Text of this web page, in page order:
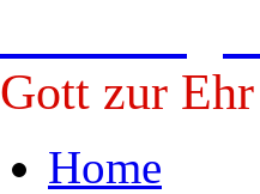
Gott zur
Home